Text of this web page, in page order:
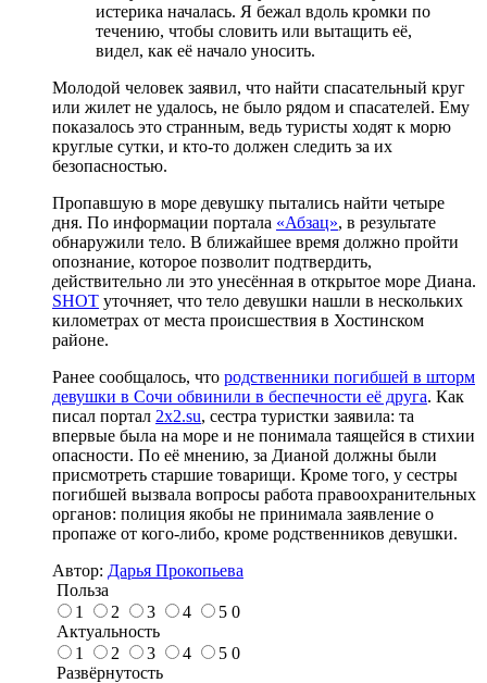
истерика началась. Я бежал вдоль кромки по
течению, чтобы словить или вытащить её,
видел, как её начало уносить.
Молодой человек заявил, что найти спасательный круг
или жилет не удалось, не было рядом и спасателей. Ему
показалось это странным, ведь туристы ходят к морю
круглые сутки, и кто-то должен следить за их
безопасностью.
Пропавшую в море девушку пытались найти четыре
дня. По информации портала «Абзац», в результате
обнаружили тело. В ближайшее время должно пройти
опознание, которое позволит подтвердить,
действительно ли это унесённая в открытое море Диана.
SHOT уточняет, что тело девушки нашли в нескольких
километрах от места происшествия в Хостинском
районе.
Ранее сообщалось, что родственники погибшей в шторм
девушки в Сочи обвинили в беспечности её друга. Как
писал портал 2x2.su, сестра туристки заявила: та
впервые была на море и не понимала таящейся в стихии
опасности. По её мнению, за Дианой должны были
присмотреть старшие товарищи. Кроме того, у сестры
погибшей вызвала вопросы работа правоохранительных
органов: полиция якобы не принимала заявление о
пропаже от кого-либо, кроме родственников девушки.
Автор: Дарья Прокопьева
Польза
1
2 3 4 5 0
Актуальность
1
2 3 4 5 0
Развёрнутость